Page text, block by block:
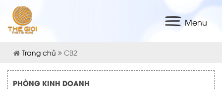
Menu
Trang chủ CB2
PHÒNG KINH DOANH